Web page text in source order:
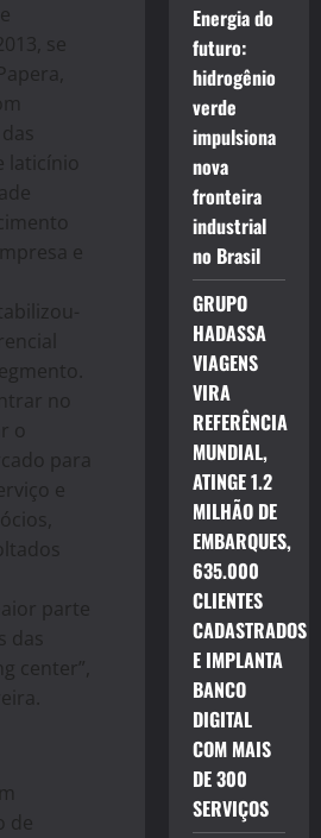
se
laticínio
e
no
o
para
e
parte
das
center”,
de
Energia do
futuro:
hidrogênio
verde
impulsiona
nova
fronteira
industrial
no Brasil
GRUPO
HADASSA
VIAGENS
VIRA
REFERÊNCIA
MUNDIAL,
ATINGE 1.2
MILHÃO DE
EMBARQUES,
635.000
CLIENTES
CADASTRADOS
E IMPLANTA
BANCO
DIGITAL
COM MAIS
DE 300
SERVIÇOS